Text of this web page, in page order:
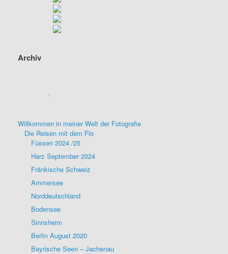
Archiv
Willkommen in meiner Welt der Fotografie
Die Reisen mit dem Flo
Füssen 2024 /25
Harz September 2024
Fränkische Schweiz
Ammersee
Norddeutschland
Bodensee
Sinnsheim
Berlin August 2020
Bayrische Seen – Jachenau